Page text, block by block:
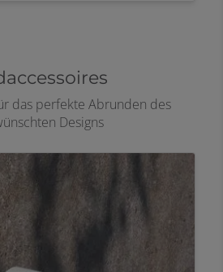
das perfekte Abrunden des
Designs